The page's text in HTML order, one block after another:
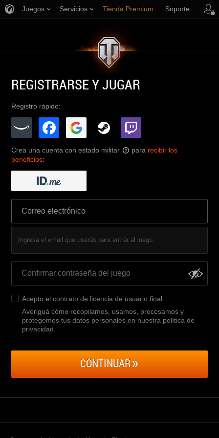
Juegos Servicios Tienda Premium Soporte
REGISTRARSE Y JUGAR
Registro rápido:
Crea una cuenta con estado militar ? para recibir los
beneficios:
Ingresa el email que usarás para entrar al juego.
Acepto el contrato de licencia de usuario final
Averiguá cómo recopilamos, usamos, procesamos y
protegemos tus datos personales en nuestra política de
privacidad
CONTINUAR